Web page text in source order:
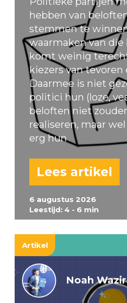
6 augustus 2026
Leestijd: 4 - 6 min
hebben van
stemmen te
waarmaken van die
komt weinig
kiezers van tevoren
Daarmee is niet
politici hun (loze,
beloften niet
realiseren, maar
erg hun
Lees artikel
Artikel
Noah Wazir